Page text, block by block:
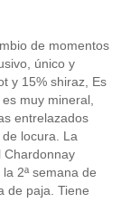
de momentos
único y
y 15% shiraz, Es
muy mineral,
entrelazados
locura. La
Chardonnay
2ª semana de
de paja. Tiene